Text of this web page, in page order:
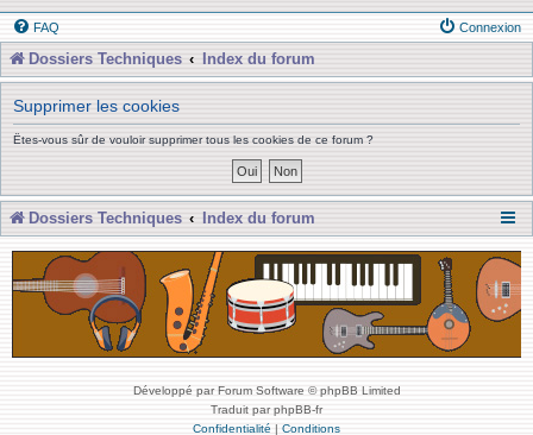
FAQ Connexion
Dossiers Techniques Index du forum
Supprimer les cookies
Êtes-vous sûr de vouloir supprimer tous les cookies de ce forum ?
Dossiers Techniques Index du forum
Développé par Forum Software © phpBB Limited
Traduit par phpBB-fr
Confidentialité | Conditions